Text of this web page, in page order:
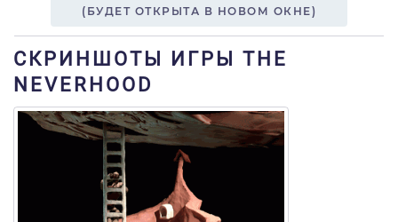
(БУДЕТ ОТКРЫТА В НОВОМ ОКНЕ)
СКРИНШОТЫ ИГРЫ THE
NEVERHOOD